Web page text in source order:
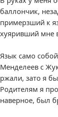
баллончик,
примерзший к
хуяривший мне
Язык само
Менделеев с
ржали, зато я
Родителям я
наверное, был